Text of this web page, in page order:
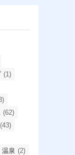
(1)
(62)
(43)
温泉 (2)